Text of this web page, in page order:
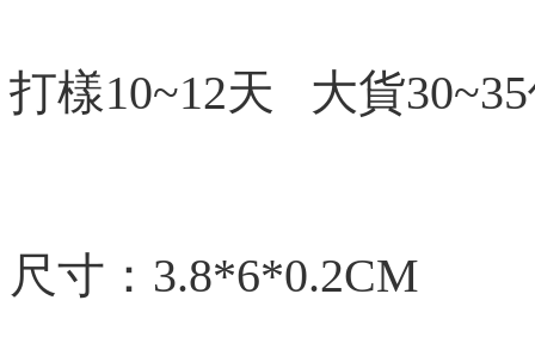
打樣10~12天 大貨
尺寸：3.8*6*0.2CM